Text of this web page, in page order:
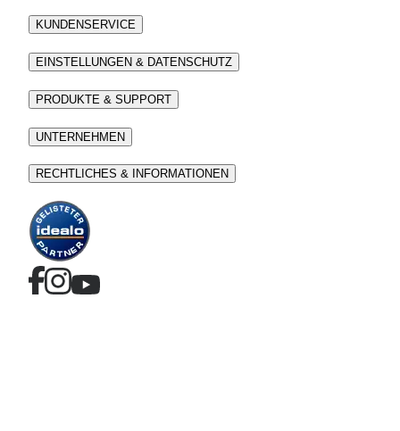
KUNDENSERVICE
EINSTELLUNGEN & DATENSCHUTZ
PRODUKTE & SUPPORT
UNTERNEHMEN
RECHTLICHES & INFORMATIONEN